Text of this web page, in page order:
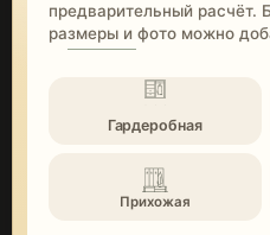
предварительный расчёт.
размеры и фото можно
Гардеробная
Прихожая